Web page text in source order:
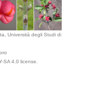
Università degli Studi di
SA 4.0 license.